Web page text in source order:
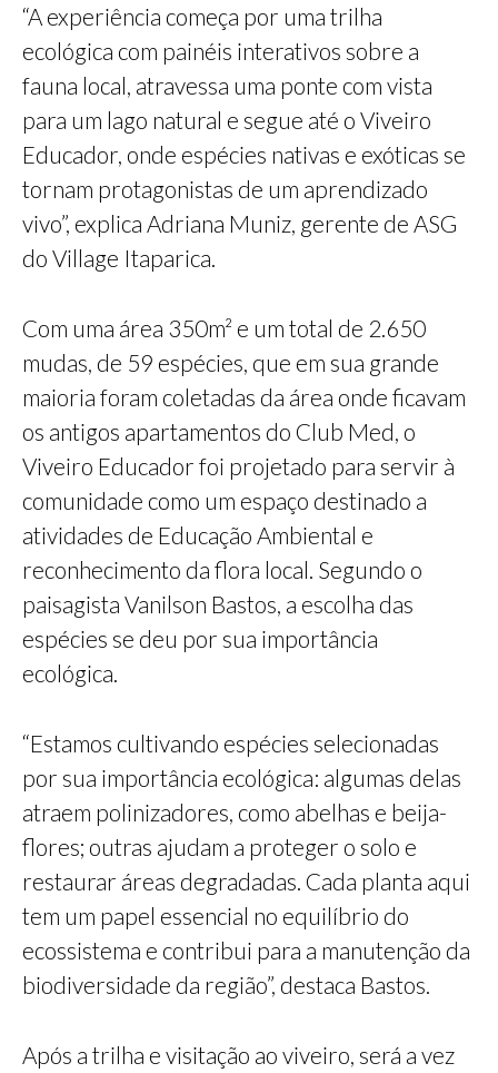
“A experiência começa por uma trilha
ecológica com painéis interativos sobre a
fauna local, atravessa uma ponte com vista
para um lago natural e segue até o Viveiro
Educador, onde espécies nativas e exóticas se
tornam protagonistas de um aprendizado
vivo”, explica Adriana Muniz, gerente de ASG
do Village Itaparica.
Com uma área 350m² e um total de 2.650
mudas, de 59 espécies, que em sua grande
maioria foram coletadas da área onde ficavam
os antigos apartamentos do Club Med, o
Viveiro Educador foi projetado para servir à
comunidade como um espaço destinado a
atividades de Educação Ambiental e
reconhecimento da flora local. Segundo o
paisagista Vanilson Bastos, a escolha das
espécies se deu por sua importância
ecológica.
“Estamos cultivando espécies selecionadas
por sua importância ecológica: algumas delas
atraem polinizadores, como abelhas e beija-
flores; outras ajudam a proteger o solo e
restaurar áreas degradadas. Cada planta aqui
tem um papel essencial no equilíbrio do
ecossistema e contribui para a manutenção da
biodiversidade da região”, destaca Bastos.
Após a trilha e visitação ao viveiro, será a vez